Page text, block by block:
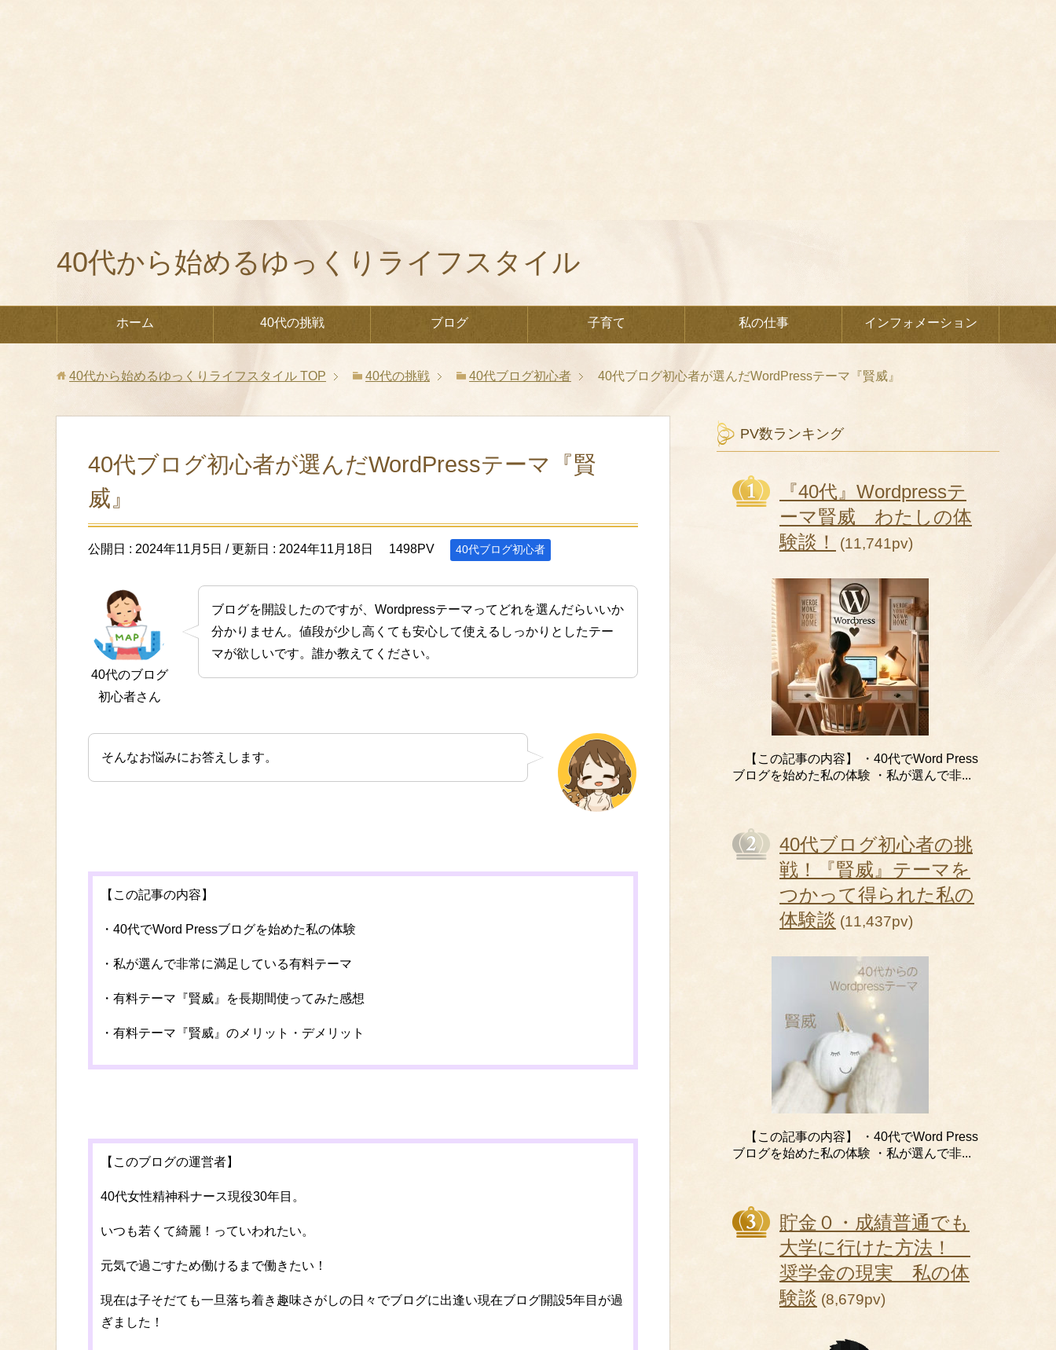
40代から始めるゆっくりライフスタイル
ホーム 40代の挑戦 ブログ 子育て 私の仕事 インフォメーション
40代から始めるゆっくりライフスタイル TOP 40代の挑戦 40代ブログ初心者 40代ブログ初心者が選んだWordPressテーマ『賢威』
40代ブログ初心者が選んだWordPressテーマ『賢
威』
公開日 : 2024年11月5日 / 更新日 : 2024年11月18日 1498PV 40代ブログ初心者
40代のブログ
初心者さん
ブログを開設したのですが、Wordpressテーマってどれを選んだらいいか
分かりません。値段が少し高くても安心して使えるしっかりとしたテー
マが欲しいです。誰か教えてください。
そんなお悩みにお答えします。
【この記事の内容】
・40代でWord Pressブログを始めた私の体験
・私が選んで非常に満足している有料テーマ
・有料テーマ『賢威』を長期間使ってみた感想
・有料テーマ『賢威』のメリット・デメリット
【このブログの運営者】
40代女性精神科ナース現役30年目。
いつも若くて綺麗！っていわれたい。
元気で過ごすため働けるまで働きたい！
現在は子そだても一旦落ち着き趣味さがしの日々でブログに出逢い現在ブログ開設5年目が過
ぎました！
PV数ランキング
『40代』Wordpressテ
ーマ賢威 わたしの体
験談！
(11,741pv)
【この記事の内容】 ・40代でWord Press
ブログを始めた私の体験 ・私が選んで非...
40代ブログ初心者の挑
戦！『賢威』テーマを
つかって得られた私の
体験談 (11,437pv)
【この記事の内容】 ・40代でWord Press
ブログを始めた私の体験 ・私が選んで非...
貯金０・成績普通でも
大学に行けた方法！
奨学金の現実 私の体
験談 (8,679pv)